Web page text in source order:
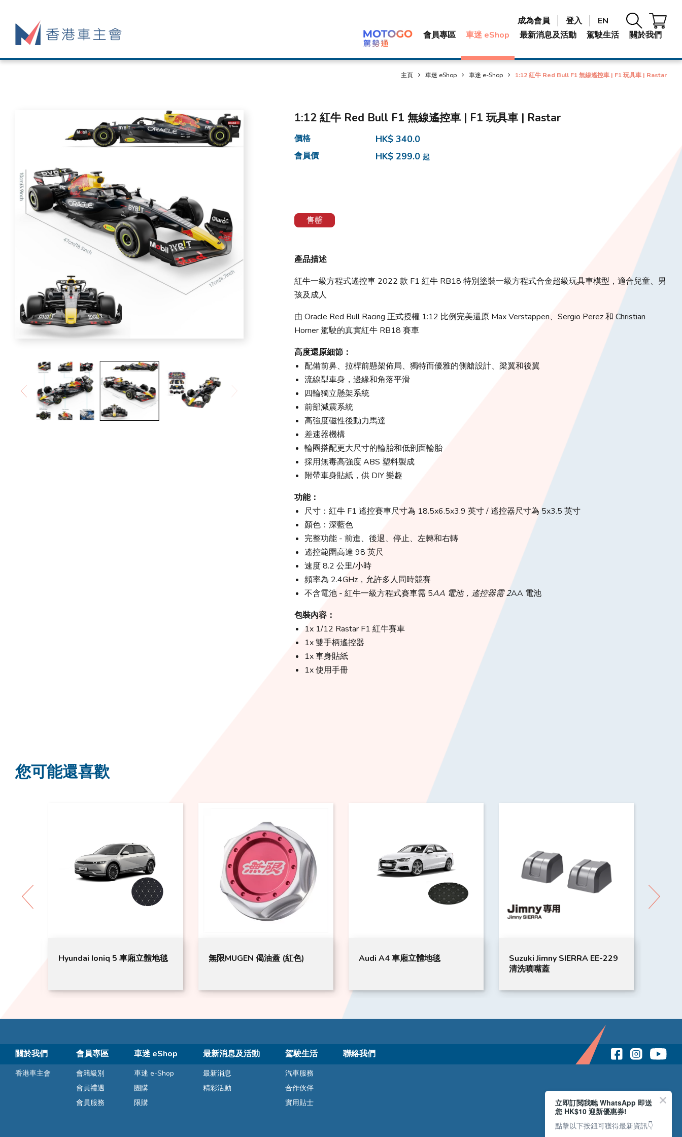
會員專區 車迷 eShop 最新消息及活動 駕駛生活 關於我們
成為會員 登入 EN
主頁 車迷 eShop 車迷 e-Shop 1:12 紅牛 Red Bull F1 無線遙控車 | F1 玩具車 | Rastar
1:12 紅牛 Red Bull F1 無線遙控車 | F1 玩具車 | Rastar
價格 HK$ 340.0
會員價 HK$ 299.0 起
售罄
產品描述
紅牛一級方程式遙控車 2022 款 F1 紅牛 RB18 特別塗裝一級方程式合金超級玩具車模型，適合兒童、男
孩及成人
由 Oracle Red Bull Racing 正式授權 1:12 比例完美還原 Max Verstappen、Sergio Perez 和 Christian
Horner 駕駛的真實紅牛 RB18 賽車
高度還原細節：
配備前鼻、拉桿前懸架佈局、獨特而優雅的側艙設計、梁翼和後翼
流線型車身，邊緣和角落平滑
四輪獨立懸架系統
前部減震系統
高強度磁性後動力馬達
差速器機構
輪圈搭配更大尺寸的輪胎和低剖面輪胎
採用無毒高強度 ABS 塑料製成
附帶車身貼紙，供 DIY 樂趣
功能：
尺寸：紅牛 F1 遙控賽車尺寸為 18.5x6.5x3.9 英寸 / 遙控器尺寸為 5x3.5 英寸
顏色：深藍色
完整功能 - 前進、後退、停止、左轉和右轉
遙控範圍高達 98 英尺
速度 8.2 公里/小時
頻率為 2.4GHz，允許多人同時競賽
不含電池 - 紅牛一級方程式賽車需 5AA 電池，遙控器需 2AA 電池
包裝內容：
1x 1/12 Rastar F1 紅牛賽車
1x 雙手柄遙控器
1x 車身貼紙
1x 使用手冊
您可能還喜歡
Hyundai Ioniq 5 車廂立體地毯 無限MUGEN 偈油蓋 (紅色) Audi A4 車廂立體地毯
Suzuki Jimny SIERRA EE-229
清洗噴嘴蓋
關於我們
香港車主會
會員專區
會籍級別
會員禮遇
會員服務
車迷 eShop
車迷 e-Shop
團購
限購
最新消息及活動
最新消息
精彩活動
駕駛生活
汽車服務
合作伙伴
實用貼士
聯絡我們
立即訂閲我哋 WhatsApp 即送
您 HK$10 迎新優惠券!
點擊以下按鈕可獲得最新資訊👇